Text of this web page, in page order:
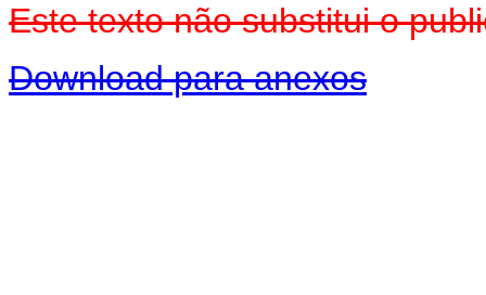
Este texto não substitui o
Download para anexos